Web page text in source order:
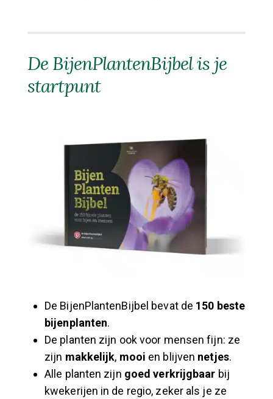
De BijenPlantenBijbel is je
startpunt
De BijenPlantenBijbel bevat de 150 beste
bijenplanten.
De planten zijn ook voor mensen fijn: ze
zijn makkelijk, mooi en blijven netjes.
Alle planten zijn goed verkrijgbaar bij
kwekerijen in de regio, zeker als je ze